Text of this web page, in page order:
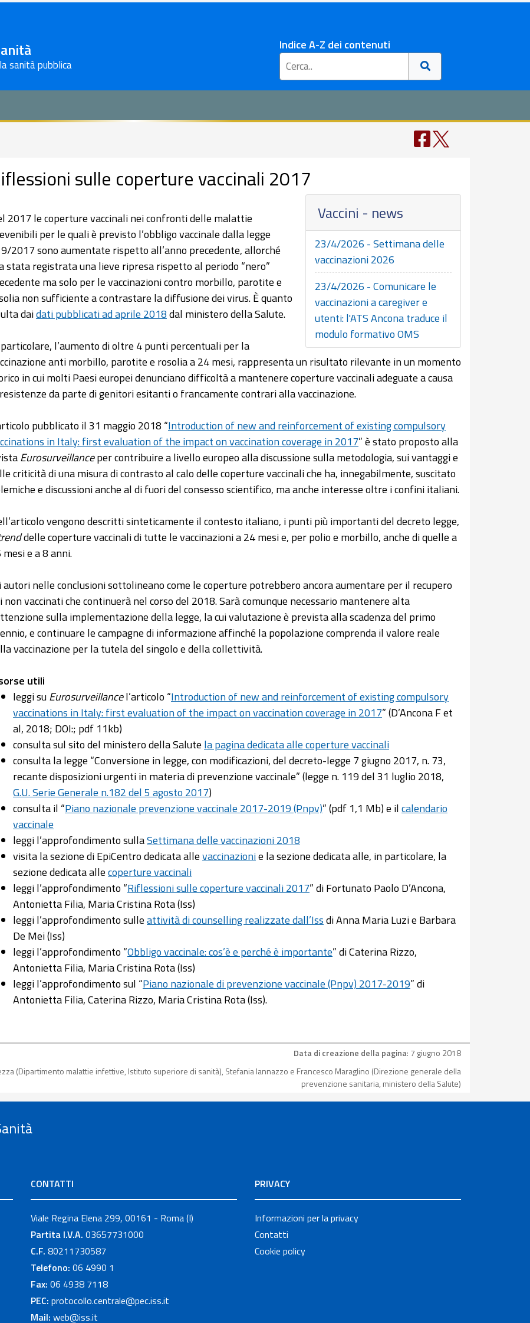
sanità pubblica
Indice A-Z dei contenuti
sulle coperture vaccinali 2017
Vaccini - news
23/4/2026 - Settimana delle
vaccinazioni 2026
23/4/2026 - Comunicare le
vaccinazioni a caregiver e
utenti: l'ATS Ancona traduce il
modulo formativo OMS
2017 le coperture vaccinali nei confronti delle malattie
per le quali è previsto l’obbligo vaccinale dalla legge
2017 sono aumentate rispetto all’anno precedente, allorché
stata registrata una lieve ripresa rispetto al periodo “nero”
ma solo per le vaccinazioni contro morbillo, parotite e
non sufficiente a contrastare la diffusione dei virus. È quanto
daidati pubblicati ad aprile 2018dal ministero della Salute.
l’aumento di oltre 4 punti percentuali per la
anti morbillo, parotite e rosolia a 24 mesi, rappresenta un risultato rilevante in un momento
in cui molti Paesi europei denunciano difficoltà a mantenere coperture vaccinali adeguate a causa
da parte di genitori esitanti o francamente contrari alla vaccinazione.
pubblicato il 31 maggio 2018 “Introduction of new and reinforcement of existing compulsory
in Italy: first evaluation of the impact on vaccination coverage in 2017” è stato proposto alla
Eurosurveillanceper contribuire a livello europeo alla discussione sulla metodologia, sui vantaggi e
criticità di una misura di contrasto al calo delle coperture vaccinali che ha, innegabilmente, suscitato
e discussioni anche al di fuori del consesso scientifico, ma anche interesse oltre i confini italiani.
vengono descritti sinteticamente il contesto italiano, i punti più importanti del decreto legge,
delle coperture vaccinali di tutte le vaccinazioni a 24 mesi e, per polio e morbillo, anche di quelle a
mesi e a 8 anni.
autori nelle conclusioni sottolineano come le coperture potrebbero ancora aumentare per il recupero
non vaccinati che continuerà nel corso del 2018. Sarà comunque necessario mantenere alta
sulla implementazione della legge, la cui valutazione è prevista alla scadenza del primo
e continuare le campagne di informazione affinché la popolazione comprenda il valore reale
vaccinazione per la tutela del singolo e della collettività.
utili
leggi suEurosurveillancel’articolo “Introduction of new and reinforcement of existing compulsory
vaccinations in Italy: first evaluation of the impact on vaccination coverage in 2017” (D’Ancona F et
al, 2018; DOI:; pdf 11kb)
consulta sul sito del ministero della Salute la pagina dedicata alle coperture vaccinali
consulta la legge “Conversione in legge, con modificazioni, del decreto-legge 7 giugno 2017, n. 73,
recante disposizioni urgenti in materia di prevenzione vaccinale” (legge n. 119 del 31 luglio 2018,
G.U. Serie Generale n.182 del 5 agosto 2017)
consulta il “Piano nazionale prevenzione vaccinale 2017-2019 (Pnpv)” (pdf 1,1 Mb) e ilcalendario
vaccinale
leggi l’approfondimento sullaSettimana delle vaccinazioni 2018
visita la sezione di EpiCentro dedicata allevaccinazionie la sezione dedicata alle, in particolare, la
sezione dedicata allecoperture vaccinali
leggi l’approfondimento “Riflessioni sulle coperture vaccinali 2017” di Fortunato Paolo D’Ancona,
Antonietta Filia, Maria Cristina Rota (Iss)
leggi l’approfondimento sulleattività di counselling realizzate dall’Issdi Anna Maria Luzi e Barbara
De Mei (Iss)
leggi l’approfondimento “Obbligo vaccinale: cos’è e perché è importante” di Caterina Rizzo,
Antonietta Filia, Maria Cristina Rota (Iss)
leggi l’approfondimento sul “Piano nazionale di prevenzione vaccinale (Pnpv) 2017-2019” di
Antonietta Filia, Caterina Rizzo, Maria Cristina Rota (Iss).
Data di creazione della pagina: 7 giugno 2018
(Dipartimento malattie infettive, Istituto superiore di sanità), Stefania Iannazzo e Francesco Maraglino (Direzione generale della
prevenzione sanitaria, ministero della Salute)
CONTATTI
Viale Regina Elena 299, 00161 - Roma (I)
Partita I.V.A. 03657731000
C.F. 80211730587
Telefono: 06 4990 1
Fax: 06 4938 7118
PEC: protocollo.centrale@pec.iss.it
Mail: web@iss.it
PRIVACY
Informazioni per la privacy
Contatti
Cookie policy